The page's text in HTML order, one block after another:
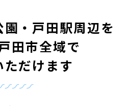
・戸田駅周辺を
田市全域で
ただけます